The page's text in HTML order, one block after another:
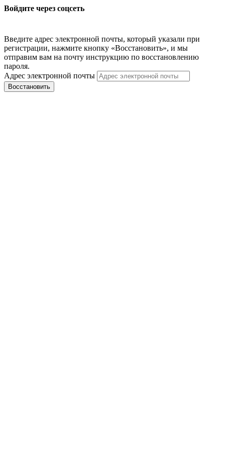
Войдите через соцсеть
Введите адрес электронной почты, который указали при
регистрации, нажмите кнопку «Восстановить», и мы
отправим вам на почту инструкцию по восстановлению
пароля.
Адрес электронной почты